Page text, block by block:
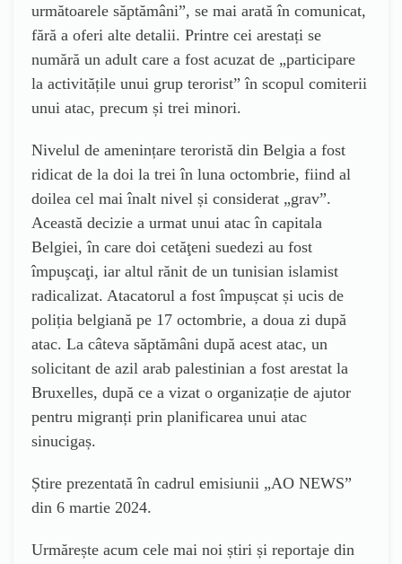
următoarele săptămâni”, se mai arată în comunicat,
fără a oferi alte detalii. Printre cei arestați se
numără un adult care a fost acuzat de „participare
la activitățile unui grup terorist” în scopul comiterii
unui atac, precum și trei minori.
Nivelul de amenințare teroristă din Belgia a fost
ridicat de la doi la trei în luna octombrie, fiind al
doilea cel mai înalt nivel și considerat „grav”.
Această decizie a urmat unui atac în capitala
Belgiei, în care doi cetăţeni suedezi au fost
împuşcaţi, iar altul rănit de un tunisian islamist
radicalizat. Atacatorul a fost împușcat și ucis de
poliția belgiană pe 17 octombrie, a doua zi după
atac. La câteva săptămâni după acest atac, un
solicitant de azil arab palestinian a fost arestat la
Bruxelles, după ce a vizat o organizație de ajutor
pentru migranți prin planificarea unui atac
sinucigaș.
Știre prezentată în cadrul emisiunii „AO NEWS”
din 6 martie 2024.
Urmărește acum cele mai noi știri și reportaje din